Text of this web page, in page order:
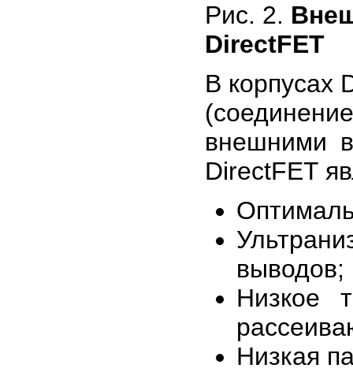
Рис. 2.
DirectFET
В корпусах
внешними
DirectFET
выводов;
Низкое
Низкая